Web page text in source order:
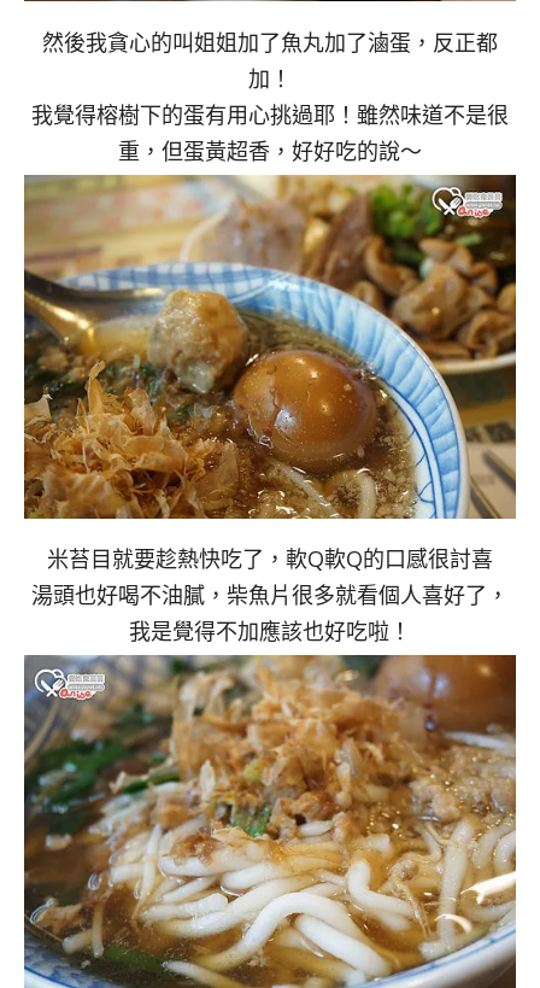
然後我貪心的叫姐姐加了魚丸加了滷蛋，反正都
加！
我覺得榕樹下的蛋有用心挑過耶！雖然味道不是很
重，但蛋黃超香，好好吃的說～
米苔目就要趁熱快吃了，軟Q軟Q的口感很討喜
湯頭也好喝不油膩，柴魚片很多就看個人喜好了，
我是覺得不加應該也好吃啦！